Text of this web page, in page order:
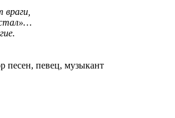
песен, певец, музыкант